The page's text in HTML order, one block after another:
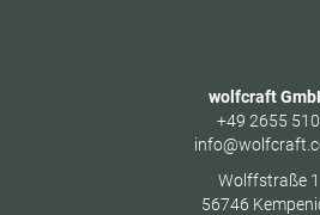
wolfcraft
+49 2655 510
Wolffstraße 1
56746